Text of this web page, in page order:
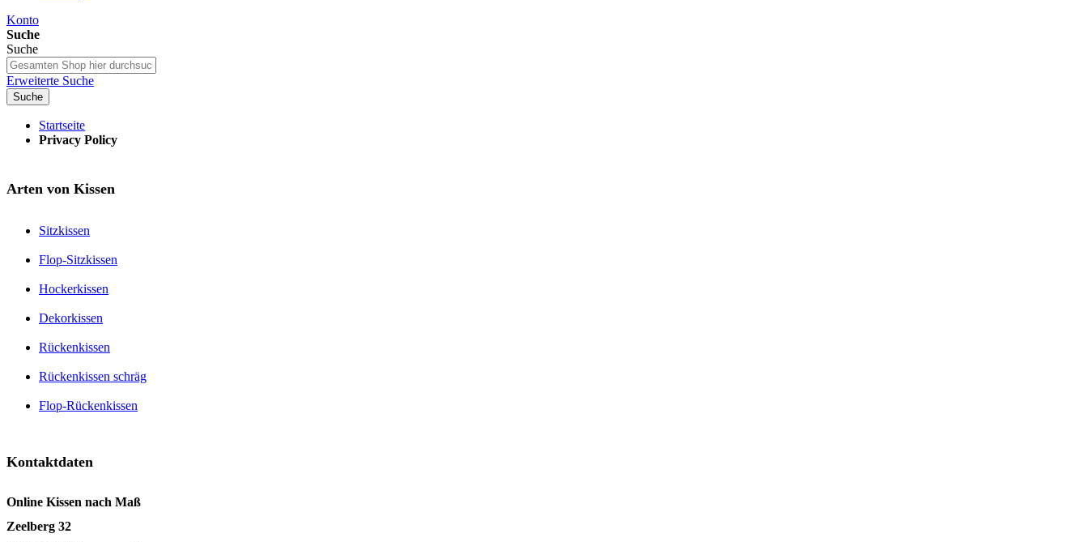
Konto
Suche
Suche
Erweiterte Suche
Suche
Startseite
Privacy Policy
Arten von Kissen
Sitzkissen
Flop-Sitzkissen
Hockerkissen
Dekorkissen
Rückenkissen
Rückenkissen schräg
Flop-Rückenkissen
Kontaktdaten
Online Kissen nach Maß
Zeelberg 32